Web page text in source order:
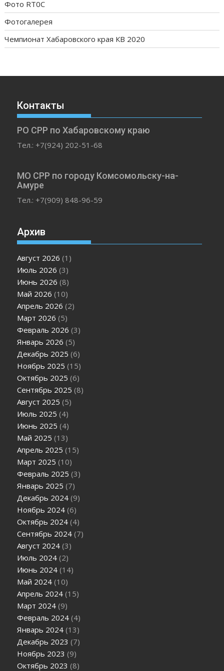
Фото RT0C
Фотогалерея
Чемпионат Хабаровского края КВ 2020
Контакты
РО СРР по Хабаровскому краю
Тел.: +7(924) 202-51-68
МО СРР по городу Комсомольску-на-
Амуре
Тел.: +7(909) 848-96-59
Архив
Август 2026 (1)
Июль 2026 (3)
Июнь 2026 (8)
Май 2026 (10)
Апрель 2026 (2)
Март 2026 (5)
Февраль 2026 (3)
Январь 2026 (5)
Декабрь 2025 (6)
Ноябрь 2025 (15)
Октябрь 2025 (6)
Сентябрь 2025 (8)
Август 2025 (5)
Июль 2025 (4)
Июнь 2025 (4)
Май 2025 (13)
Апрель 2025 (15)
Март 2025 (10)
Февраль 2025 (3)
Январь 2025 (7)
Декабрь 2024 (9)
Ноябрь 2024 (6)
Октябрь 2024 (4)
Сентябрь 2024 (7)
Август 2024 (3)
Июль 2024 (2)
Июнь 2024 (14)
Май 2024 (10)
Апрель 2024 (15)
Март 2024 (9)
Февраль 2024 (4)
Январь 2024 (13)
Декабрь 2023 (7)
Ноябрь 2023 (9)
Октябрь 2023 (8)